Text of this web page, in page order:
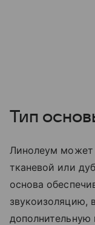
Тип
Линолеум может
тканевой или
основа
звукоизоляцию,
дополнительную